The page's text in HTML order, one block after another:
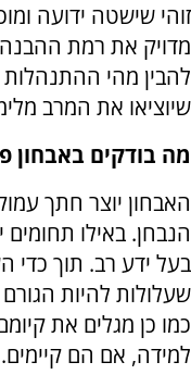
זוהי שישטה ידועה
מדויק את רמת ההבנה
להבין מהי
שיוציאו את המרב
מה בודקים באבחון
האבחון יוצר חתך
הנבחן. באילו תחומים
בעל ידע רב. תוך כדי
שעלולות להיות
כמו כן מגלים את
למידה, אם הם קיימים.